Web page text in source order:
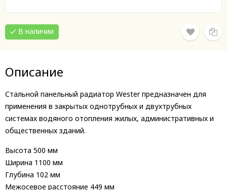
В наличии
Описание
Стальной панельный радиатор Wester предназначен для
применения в закрытых однотрубных и двухтрубных
системах водяного отопления жилых, административных и
общественных зданий.
Высота 500 мм
Ширина 1100 мм
Глубина 102 мм
Межосевое расстояние 449 мм